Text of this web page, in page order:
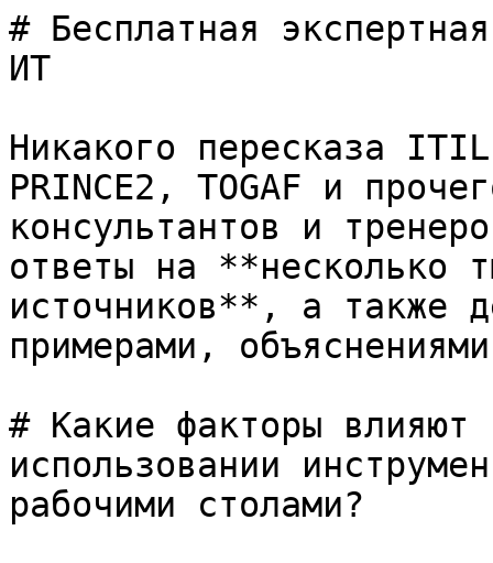
# Бесплатная
ИТ
Никакого пересказа
PRINCE2, TOGAF и
консультантов и
ответы на **несколько
источников**, а также
примерами,
# Какие факторы влияют
использовании
рабочими столами?